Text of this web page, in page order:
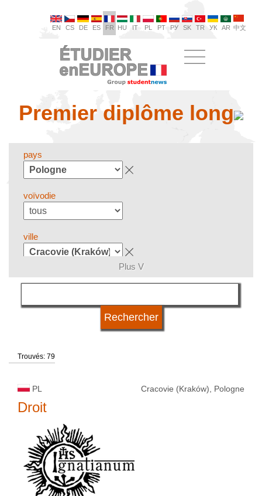
EN CS DE ES FR HU IT PL PT РУ SK TR УК AR 中文
Premier diplôme long
pays
voïvodie
ville
domaines d'études
système d'études
type d'université
statut d'université
Plus V
Trouvés: 79
PL Cracovie (Kraków), Pologne
Droit